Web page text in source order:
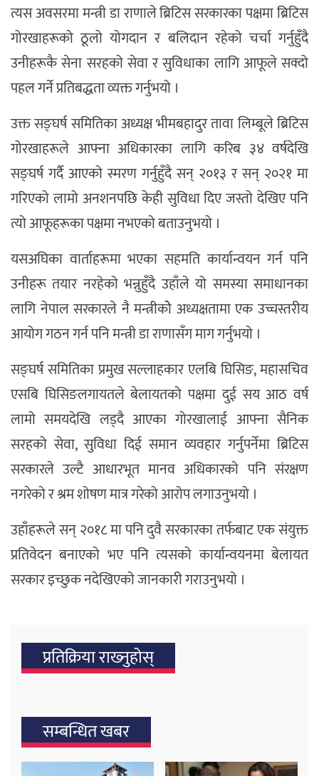
त्यस अवसरमा मन्त्री डा राणाले ब्रिटिस सरकारका पक्षमा ब्रिटिस
गोरखाहरूको ठूलो योगदान र बलिदान रहेको चर्चा गर्नुहुँदै
उनीहरूकै सेना सरहको सेवा र सुविधाका लागि आफूले सक्दो
पहल गर्ने प्रतिबद्धता व्यक्त गर्नुभयो ।
उक्त सङ्घर्ष समितिका अध्यक्ष भीमबहादुर तावा लिम्बूले ब्रिटिस
गोरखाहरूले आफ्ना अधिकारका लागि करिब ३४ वर्षदेखि
सङ्घर्ष गर्दै आएको स्मरण गर्नुहुँदै सन् २०१३ र सन् २०२१ मा
गरिएको लामो अनशनपछि केही सुविधा दिए जस्तो देखिए पनि
त्यो आफूहरूका पक्षमा नभएको बताउनुभयो ।
यसअघिका वार्ताहरूमा भएका सहमति कार्यान्वयन गर्न पनि
उनीहरू तयार नरहेको भन्नुहुँदै उहाँले यो समस्या समाधानका
लागि नेपाल सरकारले नै मन्त्रीकोे अध्यक्षतामा एक उच्चस्तरीय
आयोग गठन गर्न पनि मन्त्री डा राणासँग माग गर्नुभयो ।
सङ्घर्ष समितिका प्रमुख सल्लाहकार एलबि घिसिङ, महासचिव
एसबि घिसिङलगायतले बेलायतको पक्षमा दुई सय आठ वर्ष
लामो समयदेखि लड्दै आएका गोरखालाई आफ्ना सैनिक
सरहको सेवा, सुविधा दिई समान व्यवहार गर्नुपर्नेमा ब्रिटिस
सरकारले उल्टै आधारभूत मानव अधिकारको पनि संरक्षण
नगरेको र श्रम शोषण मात्र गरेको आरोप लगाउनुभयो ।
उहाँहरूले सन् २०१८ मा पनि दुवै सरकारका तर्फबाट एक संयुक्त
प्रतिवेदन बनाएको भए पनि त्यसको कार्यान्वयनमा बेलायत
सरकार इच्छुक नदेखिएको जानकारी गराउनुभयो ।
प्रतिक्रिया राख्‍नुहोस्
सम्बन्धित खबर